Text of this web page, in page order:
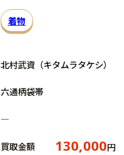
着物
北村武資（キタムラタケシ）
六通柄袋帯
―
買取金額 130,000円